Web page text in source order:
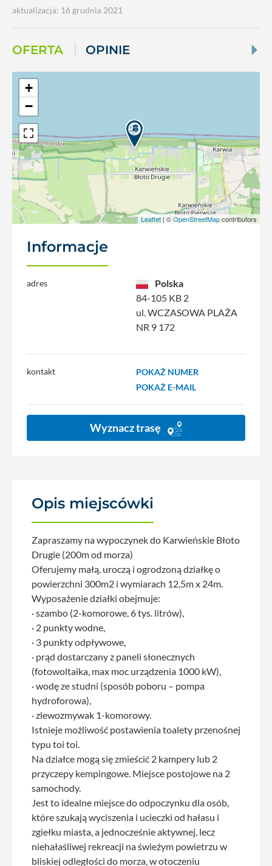
aktualizacja: 16 grudnia 2021
OFERTA OPINIE
+
−
Leaflet| ©OpenStreetMapcontributors
Informacje
adres
Polska
84-105 KB 2
ul. WCZASOWA PLAŻA
NR 9 172
kontakt
POKAŻ NUMER
POKAŻ E-MAIL
Wyznacz trasę
Opis miejscówki
Zapraszamy na wypoczynek do Karwieńskie Błoto
Drugie (200m od morza)
Oferujemy małą, uroczą i ogrodzoną działkę o
powierzchni 300m2 i wymiarach 12,5m x 24m.
Wyposażenie działki obejmuje:
· szambo (2-komorowe, 6 tys. litrów),
· 2 punkty wodne,
· 3 punkty odpływowe,
· prąd dostarczany z paneli słonecznych
(fotowoltaika, max moc urządzenia 1000 kW),
· wodę ze studni (sposób poboru – pompa
hydroforowa),
· zlewozmywak 1-komorowy.
Istnieje możliwość postawienia toalety przenośnej
typu toi toi.
Na działce mogą się zmieścić 2 kampery lub 2
przyczepy kempingowe. Miejsce postojowe na 2
samochody.
Jest to idealne miejsce do odpoczynku dla osób,
które szukają wyciszenia i ucieczki od hałasu i
zgiełku miasta, a jednocześnie aktywnej, lecz
niehałaśliwej rekreacji na świeżym powietrzu w
bliskiej odległości do morza, w otoczeniu